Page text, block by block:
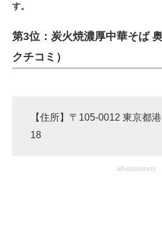
す。
第3位：炭火焼濃厚中華そば
クチコミ）
【住所】〒105-0012 東京都
18
advertisement